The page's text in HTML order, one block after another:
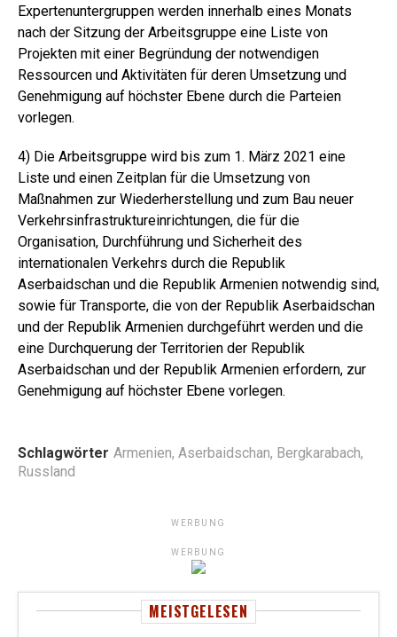
Expertenuntergruppen werden innerhalb eines Monats
nach der Sitzung der Arbeitsgruppe eine Liste von
Projekten mit einer Begründung der notwendigen
Ressourcen und Aktivitäten für deren Umsetzung und
Genehmigung auf höchster Ebene durch die Parteien
vorlegen.
4) Die Arbeitsgruppe wird bis zum 1. März 2021 eine
Liste und einen Zeitplan für die Umsetzung von
Maßnahmen zur Wiederherstellung und zum Bau neuer
Verkehrsinfrastruktureinrichtungen, die für die
Organisation, Durchführung und Sicherheit des
internationalen Verkehrs durch die Republik
Aserbaidschan und die Republik Armenien notwendig sind,
sowie für Transporte, die von der Republik Aserbaidschan
und der Republik Armenien durchgeführt werden und die
eine Durchquerung der Territorien der Republik
Aserbaidschan und der Republik Armenien erfordern, zur
Genehmigung auf höchster Ebene vorlegen.
Schlagwörter Armenien, Aserbaidschan, Bergkarabach,
Russland
WERBUNG
WERBUNG
MEISTGELESEN